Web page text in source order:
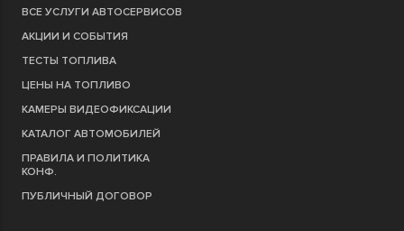
ВСЕ УСЛУГИ АВТОСЕРВИСОВ
АКЦИИ И СОБЫТИЯ
ТЕСТЫ ТОПЛИВА
ЦЕНЫ НА ТОПЛИВО
КАМЕРЫ ВИДЕОФИКСАЦИИ
КАТАЛОГ АВТОМОБИЛЕЙ
ПРАВИЛА И ПОЛИТИКА
КОНФ.
ПУБЛИЧНЫЙ ДОГОВОР